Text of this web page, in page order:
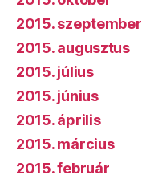
2015. szeptember
2015. augusztus
2015. július
2015. június
2015. április
2015. március
2015. február